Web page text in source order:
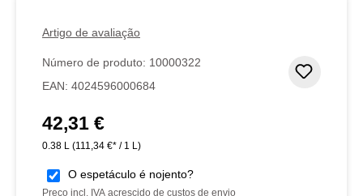
Artigo de avaliação
Número de produto: 10000322
EAN: 4024596000684
Preço normal:
42,31 €
0.38 L (111,34 €* / 1 L)
O espetáculo é nojento?
Preço incl. IVA acrescido de custos de envio